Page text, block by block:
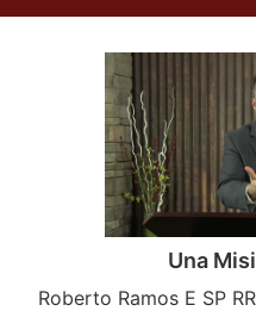
Una
Roberto Ramos E SP